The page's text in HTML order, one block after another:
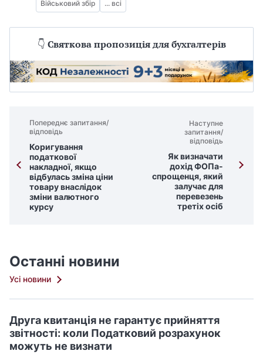
Військовий збір ... всі
👇 Святкова пропозиція для бухгалтерів
Попереднє запитання/
відповідь
Коригування
податкової
накладної, якщо
відбулась зміна ціни
товару внаслідок
зміни валютного
курсу
Наступне
запитання/
відповідь
Як визначати
дохід ФОПа-
спрощенця, який
залучає для
перевезень
третіх осіб
Останні новини
Усі новини
Друга квитанція не гарантує прийняття
звітності: коли Податковий розрахунок
можуть не визнати